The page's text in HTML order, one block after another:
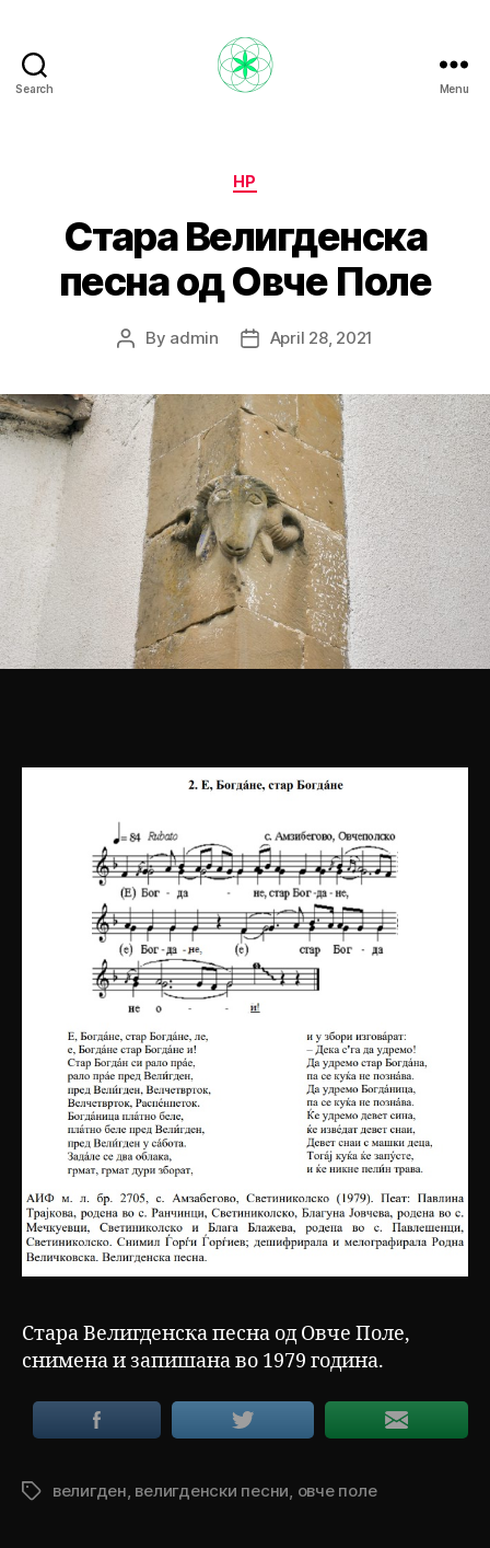
Search Menu
Categories
НР
Стара Велигденска
песна од Овче Поле
Post
By admin
PostApril 28, 2021
Стара Велигденска песна од Овче Поле,
снимена и запишана во 1979 година.
Tagsвелигден, велигденски песни, овче поле